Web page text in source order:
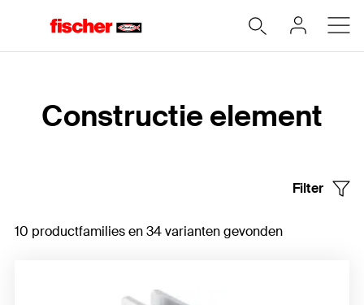
Constructie element
Filter
10 productfamilies en 34 varianten gevonden